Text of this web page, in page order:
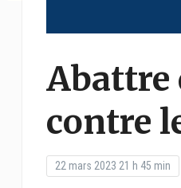
Abattre
contre
22 mars 2023 21 h 45 min